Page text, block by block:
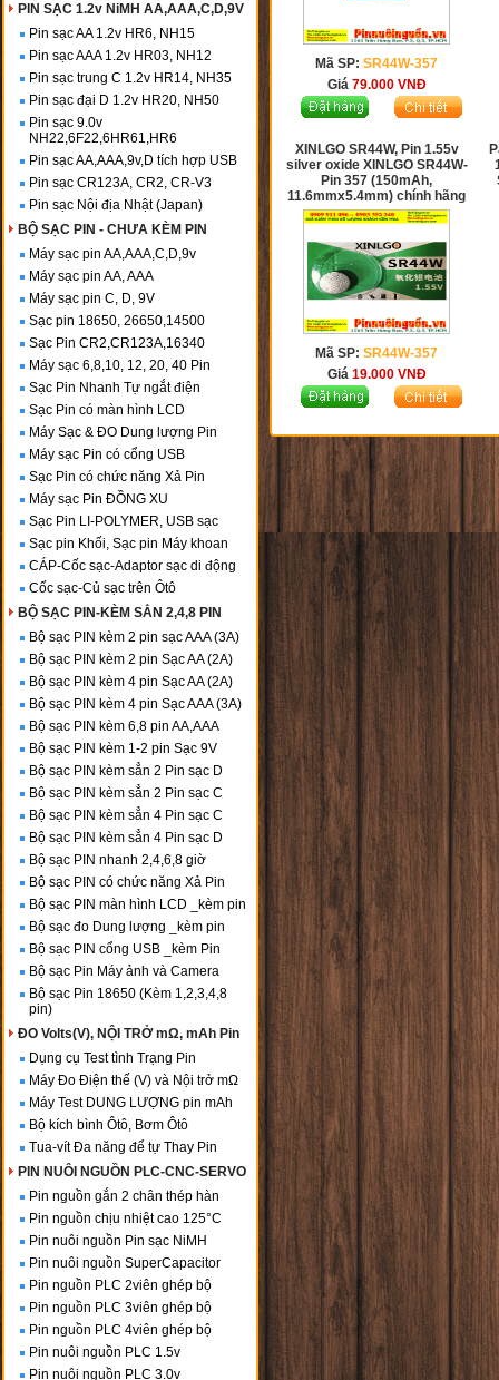
PIN SẠC 1.2v NiMH AA,AAA,C,D,9V
Pin sạc AA 1.2v HR6, NH15
Pin sạc AAA 1.2v HR03, NH12
Pin sạc trung C 1.2v HR14, NH35
Pin sạc đại D 1.2v HR20, NH50
Pin sạc 9.0v
NH22,6F22,6HR61,HR6
Pin sạc AA,AAA,9v,D tích hợp USB
Pin sạc CR123A, CR2, CR-V3
Pin sạc Nội địa Nhật (Japan)
BỘ SẠC PIN - CHƯA KÈM PIN
Máy sạc pin AA,AAA,C,D,9v
Máy sạc pin AA, AAA
Máy sạc pin C, D, 9V
Sạc pin 18650, 26650,14500
Sạc Pin CR2,CR123A,16340
Máy sạc 6,8,10, 12, 20, 40 Pin
Sạc Pin Nhanh Tự ngắt điện
Sạc Pin có màn hình LCD
Máy Sạc & ĐO Dung lượng Pin
Máy sạc Pin có cổng USB
Sạc Pin có chức năng Xả Pin
Máy sạc Pin ĐỒNG XU
Sạc Pin LI-POLYMER, USB sạc
Sạc pin Khối, Sạc pin Máy khoan
CÁP-Cốc sạc-Adaptor sạc di động
Cốc sạc-Củ sạc trên Ôtô
BỘ SẠC PIN-KÈM SẲN 2,4,8 PIN
Bộ sạc PIN kèm 2 pin sạc AAA (3A)
Bộ sạc PIN kèm 2 pin Sạc AA (2A)
Bộ sạc PIN kèm 4 pin Sạc AA (2A)
Bộ sạc PIN kèm 4 pin Sạc AAA (3A)
Bộ sạc PIN kèm 6,8 pin AA,AAA
Bộ sạc PIN kèm 1-2 pin Sạc 9V
Bộ sạc PIN kèm sẳn 2 Pin sạc D
Bộ sạc PIN kèm sẳn 2 Pin sạc C
Bộ sạc PIN kèm sẳn 4 Pin sạc C
Bộ sạc PIN kèm sẳn 4 Pin sạc D
Bộ sạc PIN nhanh 2,4,6,8 giờ
Bộ sạc PIN có chức năng Xả Pin
Bộ sạc PIN màn hình LCD _kèm pin
Bộ sạc đo Dung lượng _kèm pin
Bộ sạc PIN cổng USB _kèm Pin
Bộ sạc Pin Máy ảnh và Camera
Bộ sạc Pin 18650 (Kèm 1,2,3,4,8
pin)
ĐO Volts(V), NỘI TRỞ mΩ, mAh Pin
Dụng cụ Test tình Trạng Pin
Máy Đo Điện thế (V) và Nội trở mΩ
Máy Test DUNG LƯỢNG pin mAh
Bộ kích bình Ôtô, Bơm Ôtô
Tua-vít Đa năng để tự Thay Pin
PIN NUÔI NGUỒN PLC-CNC-SERVO
Pin nguồn gắn 2 chân thép hàn
Pin nguồn chịu nhiệt cao 125°C
Pin nuôi nguồn Pin sạc NiMH
Pin nuôi nguồn SuperCapacitor
Pin nguồn PLC 2viên ghép bộ
Pin nguồn PLC 3viên ghép bộ
Pin nguồn PLC 4viên ghép bộ
Pin nuôi nguồn PLC 1.5v
Pin nuôi nguồn PLC 3.0v
Mã SP:SR44W-357
Giá 79.000 VNĐ
XINLGO SR44W, Pin 1.55v
silver oxide XINLGO SR44W-
Pin 357 (150mAh,
11.6mmx5.4mm) chính hãng
Mã SP:SR44W-357
Giá 19.000 VNĐ